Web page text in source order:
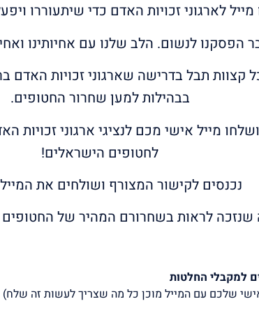
לארגוני זכויות האדם כדי שיתעוררו
קצוות תבל בדרישה שארגוני זכויות האדם
בבהילות למען שחרור החטופים.
מייל אישי מכם לנציגי ארגוני
לחטופים הישראלים!
נכנסים לקישור המצורף ושולחים את
שנזכה לראות בשחרורם המהיר של החטופים
למקבלי החלטות
שלכם עם המייל מוכן כל מה שצריך לעשות זה שלח)